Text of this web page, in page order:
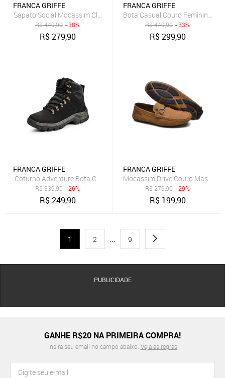
FRANCA GRIFFE
Sapato Social Mocassim Clássico Masculino Forro Couro Conforto
R$449,90 - 38%
R$279,90
FRANCA GRIFFE
Bota Casual Couro Feminina
R$449,90 - 33%
R$299,90
FRANCA GRIFFE
Coturno Adventure Bota Couro Masculina Cano Médio Atacador
R$339,90 - 26%
R$249,90
FRANCA GRIFFE
Mocassim Drive Couro
R$279,90 - 29%
R$ 199,90
1 2 ... 9
PUBLICIDADE
GANHE R$20 NA PRIMEIRA COMPRA!
Insira seu email no campo abaixo. Veja as regras